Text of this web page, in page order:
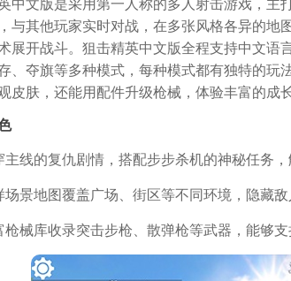
中文版是采用第一人称的多人射击游戏，主
与其他玩家实时对战，在多张风格各异的地
展开战斗。狙击精英中文版全程支持中文语
、夺旗等多种模式，每种模式都有独特的玩
皮肤，还能用配件升级枪械，体验丰富的成
主线的复仇剧情，搭配步步杀机的神秘任务，
场景地图覆盖广场、街区等不同环境，隐藏敌
枪械库收录突击步枪、散弹枪等武器，能够支